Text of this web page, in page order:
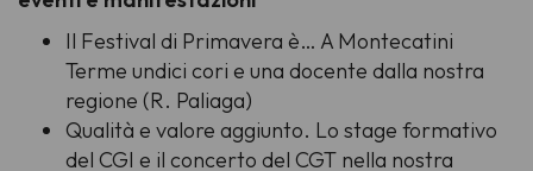
Il Festival di Primavera è… A Montecatini
Terme undici cori e una docente dalla nostra
regione (R. Paliaga)
Qualità e valore aggiunto. Lo stage formativo
del CGI e il concerto del CGT nella nostra